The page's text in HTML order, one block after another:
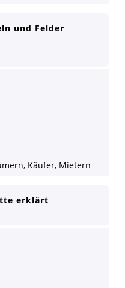
und Felder
Käufer, Mietern
erklärt